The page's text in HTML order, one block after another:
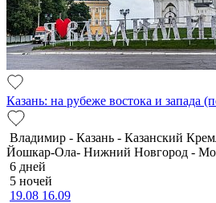
Казань: на рубеже востока и запада
Владимир - Казань - Казанский
Йошкар-Ола- Нижний Новгород -
6 дней
5 ночей
19.08 16.09